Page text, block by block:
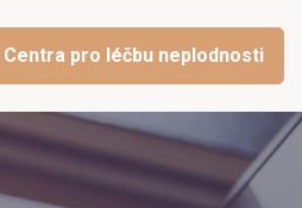
Centra pro léčbu neplodnosti